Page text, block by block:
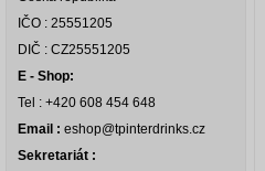
IČO : 25551205
DIČ : CZ25551205
E - Shop:
Tel : +420 608 454 648
Email : eshop@tpinterdrinks.cz
Sekretariát :